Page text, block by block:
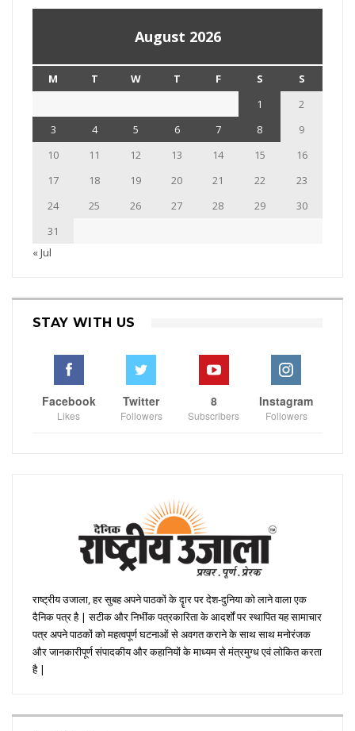
August 2026
M T W T F S
S
1
2
3
4 5 6 7 8
9
10
11 12 13 14 15
16
17
18 19 20 21 22
23
24
25 26 27 28 29
30
31
« Jul
STAY WITH US
Facebook
Likes
Twitter
Followers
8
Subscribers
Instagram
Followers
राष्ट्रीय उजाला, हर सुबह अपने पाठकों के दॄार पर देश-दुनिया को लाने वाला एक
दैनिक पत्र है | सटीक और निभींक पत्रकारिता के आदर्शों पर स्थापित यह सामाचार
पत्र अपने पाठकों को महत्वपूर्ण घटनाओं से अवगत कराने के साथ साथ मनोरंजक
और जानकारीपूर्ण संपादकीय और कहानियों के माध्यम से मंत्रमुग्ध एवं लोकित करता
है |